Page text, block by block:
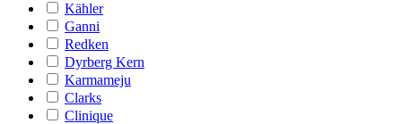
Kähler
Ganni
Redken
Dyrberg Kern
Karmameju
Clarks
Clinique